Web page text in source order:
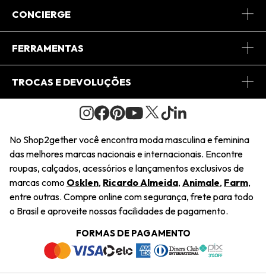
Sobre Nós
Journal
Saiu na Mídia
Sustentabilidade
Navegando
Termos e Condições
Trabalhe Conosco
CONCIERGE
Central de Relacionamento
Regulamento e Promoções
FERRAMENTAS
Minha Conta
Pedido de Presente
Wishlist
TROCAS E DEVOLUÇÕES
Condições Gerais
Troca Fácil
Restituição de Pagamento
Dúvidas Frequentes
Termos e Condições
Política de Privacidade
No Shop2gether você encontra moda masculina e feminina
das melhores marcas nacionais e internacionais. Encontre
roupas, calçados, acessórios e lançamentos exclusivos de
marcas como Osklen, Ricardo Almeida, Animale, Farm,
entre outras. Compre online com segurança, frete para todo
o Brasil e aproveite nossas facilidades de pagamento.
FORMAS DE PAGAMENTO